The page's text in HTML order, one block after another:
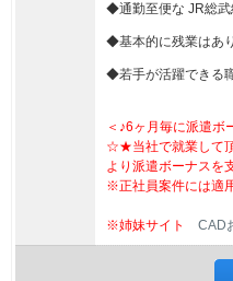
◆通勤至便な JR総武
◆基本的に残業はあ
◆若手が活躍できる
＜♪6ヶ月毎に派遣ボ
☆★当社で就業して
より派遣ボーナス
※正社員案件には適
※姉妹サイト CAD